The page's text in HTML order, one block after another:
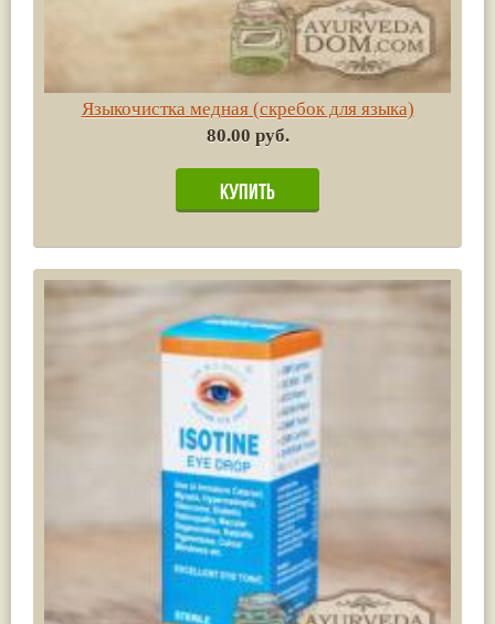
Языкочистка медная (скребок для языка)
80.00 руб.